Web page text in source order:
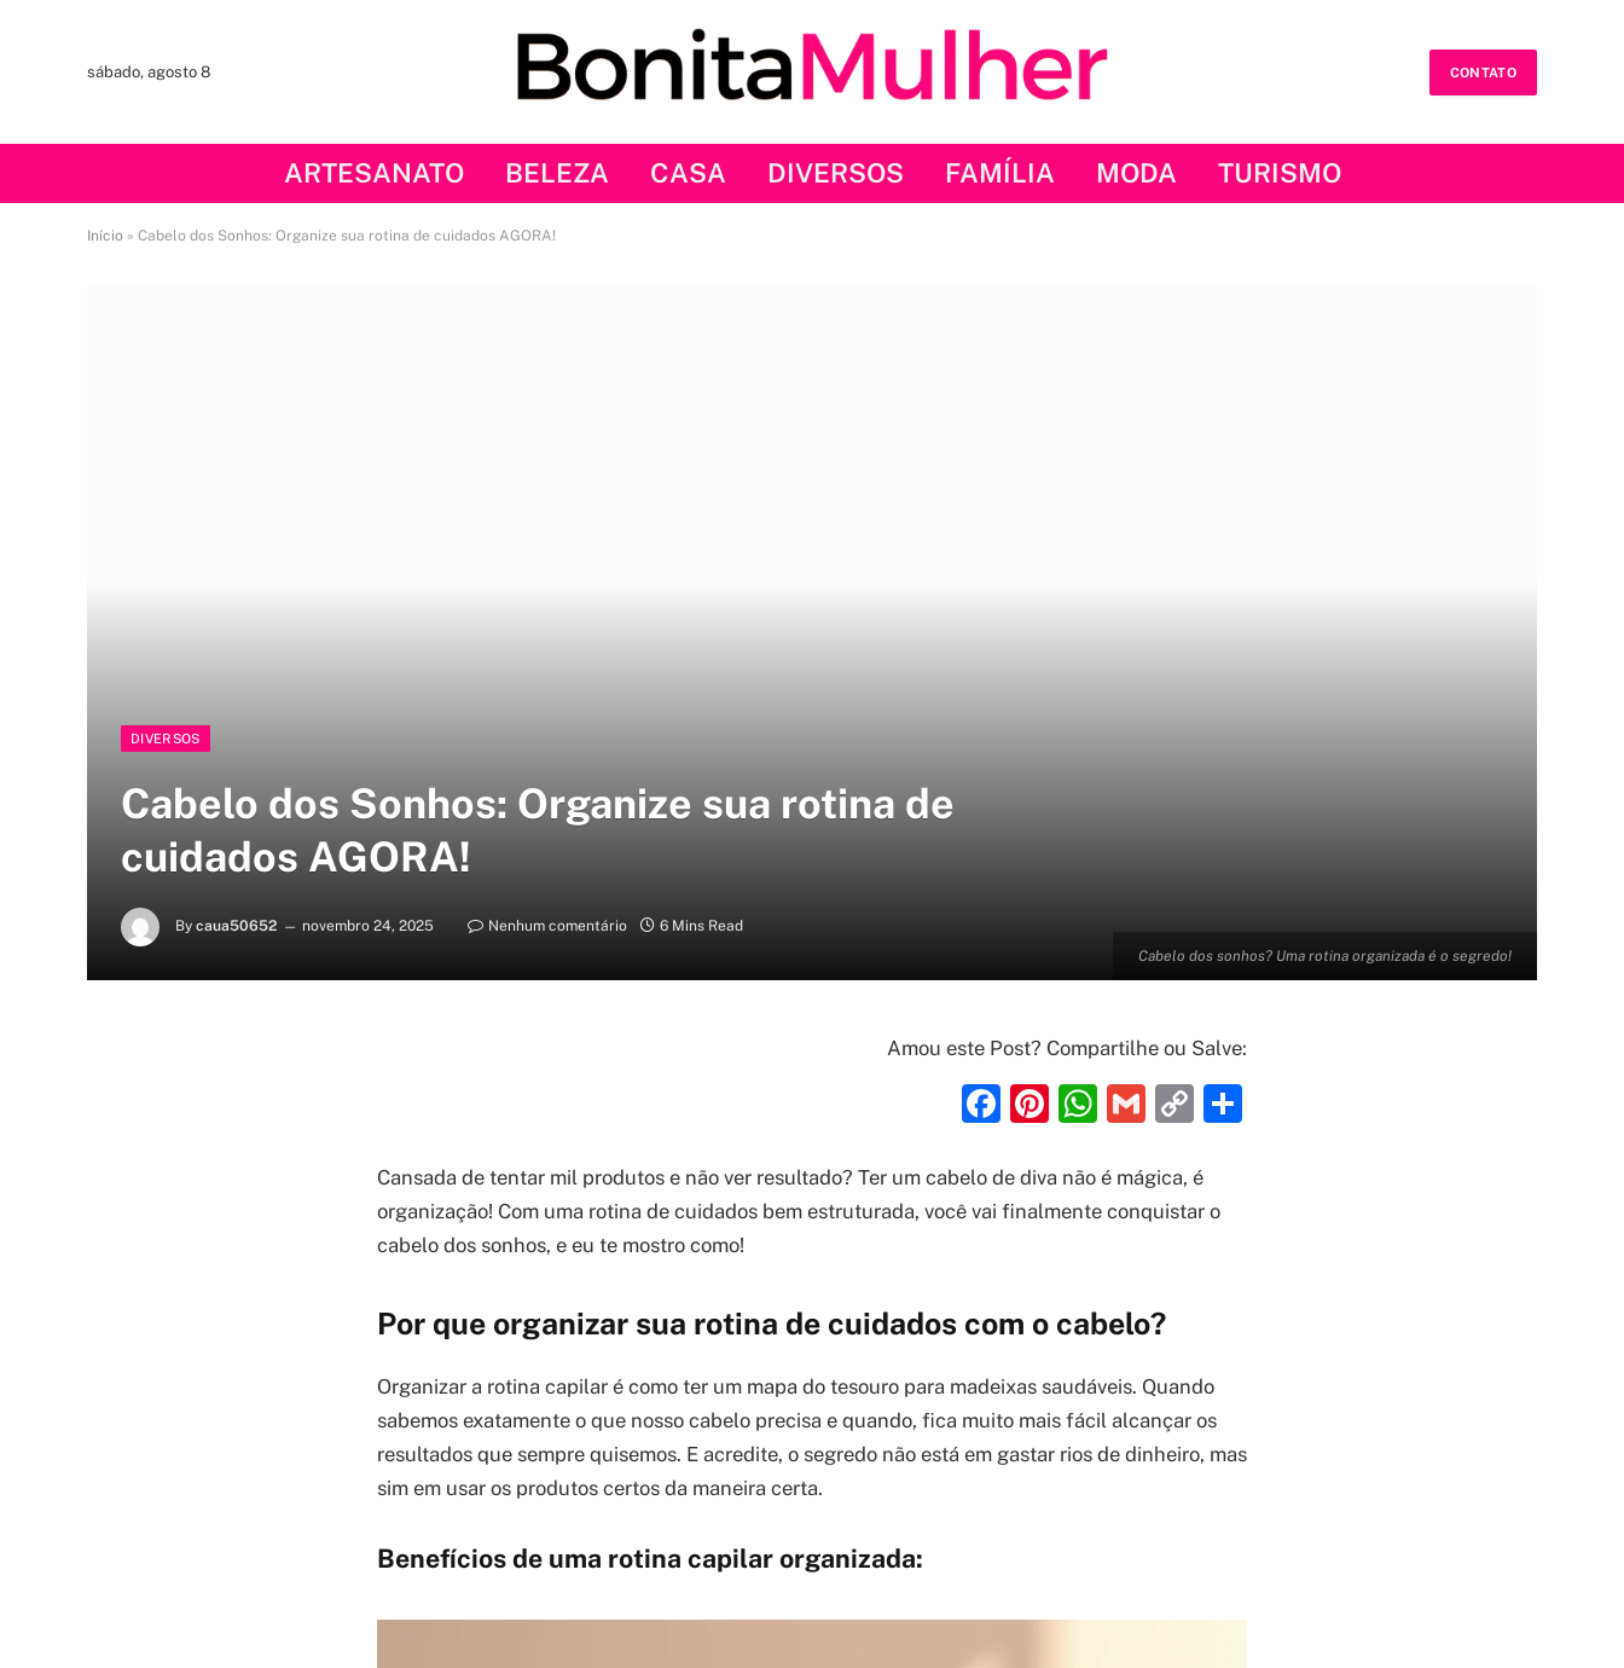
sábado, agosto 8 CONTATO
ARTESANATO BELEZA CASA DIVERSOS FAMÍLIA MODA TURISMO
Início » Cabelo dos Sonhos: Organize sua rotina de cuidados AGORA!
Cabelo dos sonhos? Uma rotina organizada é o segredo!
DIVERSOS
Cabelo dos Sonhos: Organize sua rotina de
cuidados AGORA!
By caua50652 novembro 24, 2025 Nenhum comentário 6 Mins Read
Amou este Post? Compartilhe ou Salve:
Facebook
Pinterest
WhatsApp
Gmail
Copy
Cansada de tentar mil produtos e não ver resultado? Ter um cabelo de diva não é mágica, é
organização! Com uma rotina de cuidados bem estruturada, você vai finalmente conquistar o
cabelo dos sonhos, e eu te mostro como!
Por que organizar sua rotina de cuidados com o cabelo?
Organizar a rotina capilar é como ter um mapa do tesouro para madeixas saudáveis. Quando
sabemos exatamente o que nosso cabelo precisa e quando, fica muito mais fácil alcançar os
resultados que sempre quisemos. E acredite, o segredo não está em gastar rios de dinheiro, mas
sim em usar os produtos certos da maneira certa.
Benefícios de uma rotina capilar organizada: